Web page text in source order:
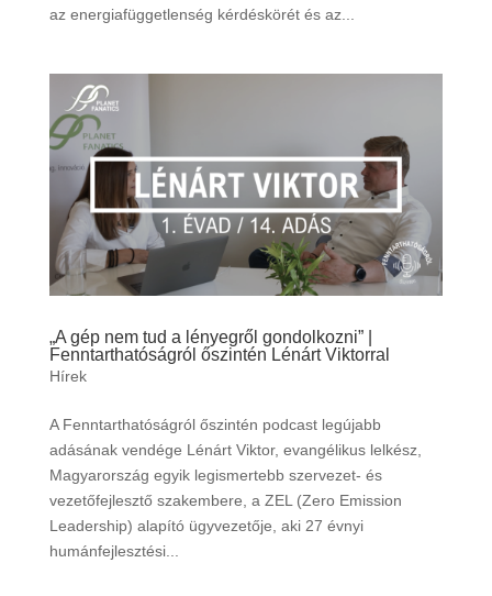
az energiafüggetlenség kérdéskörét és az...
„A gép nem tud a lényegről gondolkozni” |
Fenntarthatóságról őszintén Lénárt Viktorral
Hírek
A Fenntarthatóságról őszintén podcast legújabb
adásának vendége Lénárt Viktor, evangélikus lelkész,
Magyarország egyik legismertebb szervezet- és
vezetőfejlesztő szakembere, a ZEL (Zero Emission
Leadership) alapító ügyvezetője, aki 27 évnyi
humánfejlesztési...